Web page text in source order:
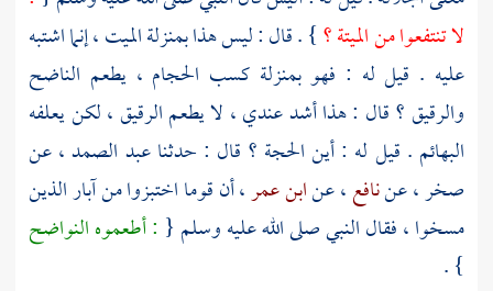
لا تنتفعوا من الميتة ؟} . قال : ليس هذا بمنزلة الميت ، إنما اشتبه
عليه . قيل له : فهو بمنزلة كسب الحجام ، يطعم الناضح
والرقيق ؟ قال : هذا أشد عندي ، لا يطعم الرقيق ، لكن يعلفه
البهائم . قيل له : أين الحجة ؟ قال : حدثناعبد الصمد، عن
صخر، عننافع، عنابن عمر، أن قوما اختبزوا من آبار الذين
مسخوا ، فقال النبي صلى الله عليه وسلم { : أطعموه النواضح
} .